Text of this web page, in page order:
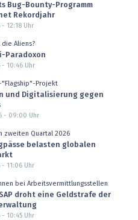
Bug-Bounty-Programm
Rekordjahr
- 12:18Uhr
die Aliens?
Paradoxon
- 10:46Uhr
"Flagship"-Projekt
und Digitalisierung gegen
- 09:00 Uhr
zweiten Quartal 2026
belasten globalen
- 11:06Uhr
bei Arbeitsvermittlungsstellen
droht eine Geldstrafe der
- 10:45Uhr